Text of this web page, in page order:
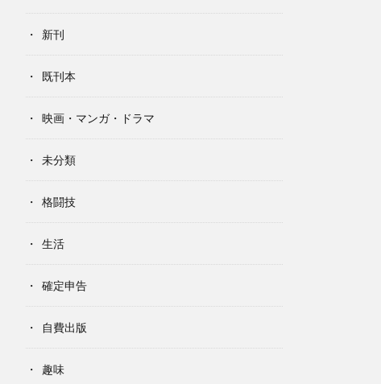
新刊
既刊本
映画・マンガ・ドラマ
未分類
格闘技
生活
確定申告
自費出版
趣味